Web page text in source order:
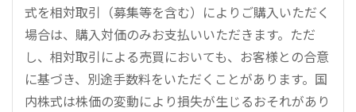
式を相対取引（募集等を含む）によりご購入いただく
場合は、購入対価のみお支払いいただきます。ただ
し、相対取引による売買においても、お客様との合意
に基づき、別途手数料をいただくことがあります。国
内株式は株価の変動により損失が生じるおそれがあり